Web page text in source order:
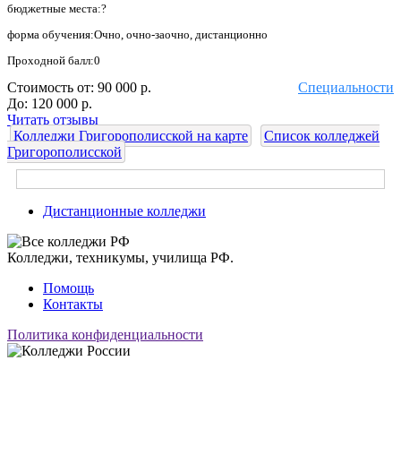
бюджетные места:?
форма обучения:Очно, очно-заочно, дистанционно
Проходной балл:0
Специальности
Стоимость от: 90 000 р.
До: 120 000 р.
Читать отзывы
Колледжи Григорополисской на карте
Список колледжей
Григорополисской
Дистанционные колледжи
Колледжи, техникумы, училища РФ.
Помощь
Контакты
Политика конфиденциальности